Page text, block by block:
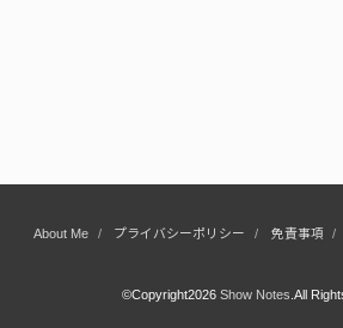
About Me プライバシーポリシー 免責事項
©Copyright2026Show Notes .All